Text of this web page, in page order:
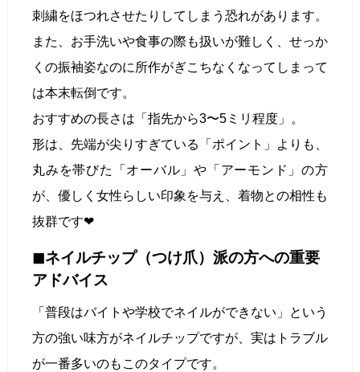
刺繍をほつれさせたりしてしまう恐れがあります。
また、お手洗いや食事の際も扱いが難しく、せっか
くの振袖姿なのに所作がぎこちなくなってしまって
は本末転倒です。
おすすめの長さは「指先から3〜5ミリ程度」。
形は、先端が尖りすぎている「ポイント」よりも、
丸みを帯びた「オーバル」や「アーモンド」の方
が、優しく女性らしい印象を与え、着物との相性も
抜群です❤︎
◼︎ネイルチップ（つけ爪）派の方への重要
アドバイス
「普段はバイトや学校でネイルができない」という
方の強い味方がネイルチップですが、実はトラブル
が一番多いのもこのタイプです。